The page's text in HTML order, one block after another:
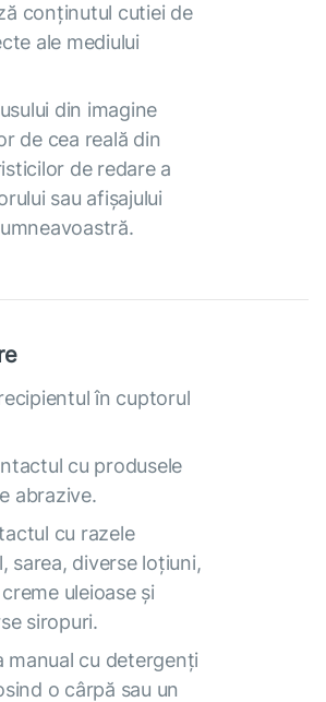
conținutul cutiei de
ale mediului
din imagine
de cea reală din
de redare a
sau afișajului
în cuptorul
cu produsele
abrazive.
cu razele
sarea, diverse loțiuni,
uleioase și
siropuri.
manual cu detergenți
o cârpă sau un